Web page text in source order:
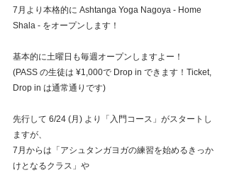
7月より本格的に Ashtanga Yoga Nagoya - Home
Shala - をオープンします！
基本的に土曜日も毎週オープンしますよー！
(PASS の生徒は ¥1,000で Drop in できます！Ticket,
Drop in は通常通りです)
先行して 6/24 (月) より「入門コース」がスタートし
ますが、
7月からは「アシュタンガヨガの練習を始めるきっか
けとなるクラス」や